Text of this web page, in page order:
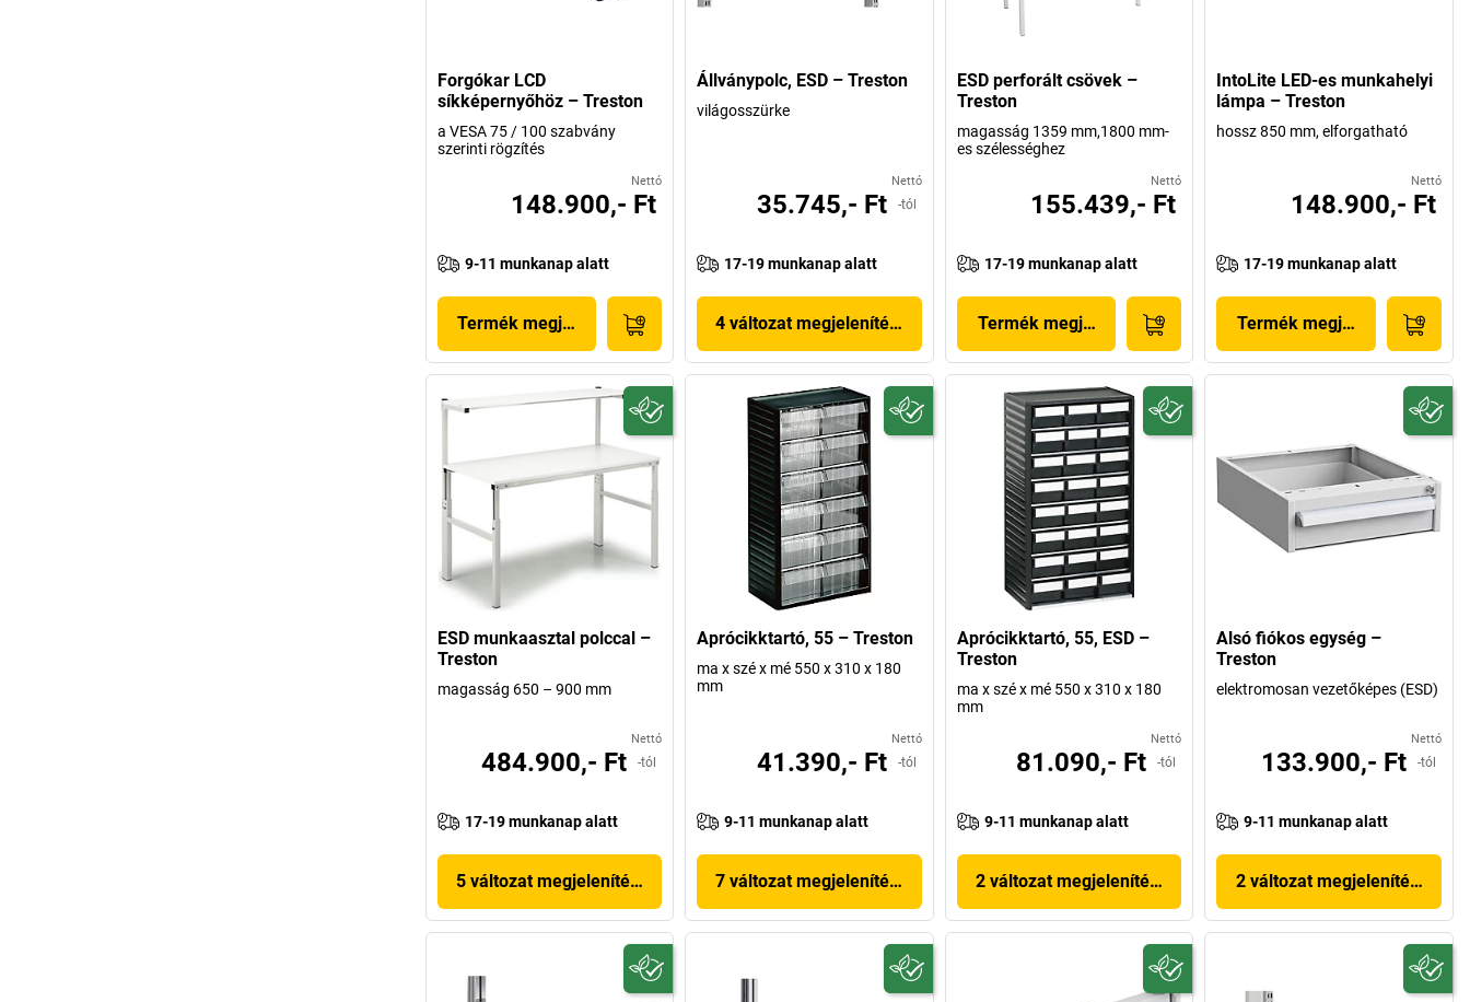
Forgókar LCD
síkképernyőhöz – Treston
a VESA 75 / 100 szabvány
szerinti rögzítés
Nettó
148.900,- Ft
9-11 munkanap alatt
Termék megjelenítése
Állványpolc, ESD – Treston
világosszürke
Nettó
35.745,- Ft -tól
17-19 munkanap alatt
4 változat megjelenítése
ESD perforált csövek –
Treston
magasság 1359 mm,1800 mm-
es szélességhez
Nettó
155.439,- Ft
17-19 munkanap alatt
Termék megjelenítése
IntoLite LED-es munkahelyi
lámpa – Treston
hossz 850 mm, elforgatható
Nettó
148.900,- Ft
17-19 munkanap alatt
Termék megjelenítése
ESD munkaasztal polccal –
Treston
magasság 650 – 900 mm
Nettó
484.900,- Ft -tól
17-19 munkanap alatt
5 változat megjelenítése
Aprócikktartó, 55 – Treston
ma x szé x mé 550 x 310 x 180
mm
Nettó
41.390,- Ft -tól
9-11 munkanap alatt
7 változat megjelenítése
Aprócikktartó, 55, ESD –
Treston
ma x szé x mé 550 x 310 x 180
mm
Nettó
81.090,- Ft -tól
9-11 munkanap alatt
2 változat megjelenítése
Alsó fiókos egység –
Treston
elektromosan vezetőképes (ESD)
Nettó
133.900,- Ft -tól
9-11 munkanap alatt
2 változat megjelenítése